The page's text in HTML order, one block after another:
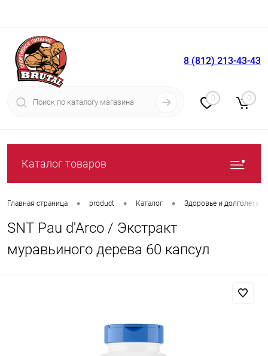
Вход Регистрация
8 (812) 213-43-43
0 0
Каталог товаров
Главная страница • product • Каталог • Здоровье и долголетие
SNT Pau d'Arco / Экстракт
муравьиного дерева 60 капсул